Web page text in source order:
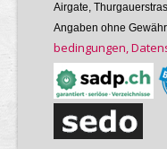
Airgate,
Angaben ohne
bedin­gungen,